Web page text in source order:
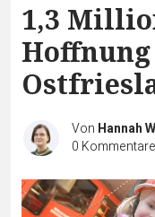
1,3
Von Hannah
0 Kommentare